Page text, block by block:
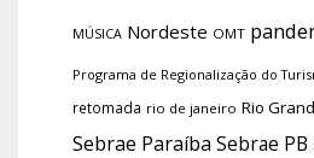
MÚSICA Nordeste OMT
Programa de Regionalização do
retomada rio de janeiro Rio
Sebrae Paraíba Sebrae PB